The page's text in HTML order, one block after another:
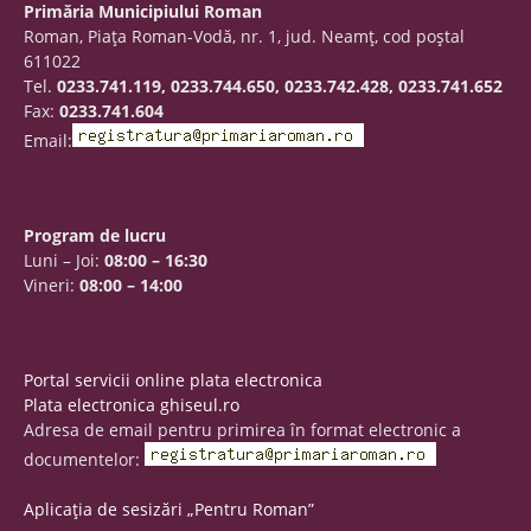
Primăria Municipiului Roman
Roman, Piaţa Roman-Vodă, nr. 1, jud. Neamţ, cod poştal
611022
Tel. 0233.741.119, 0233.744.650, 0233.742.428, 0233.741.652
Fax: 0233.741.604
Email:
Program de lucru
Luni – Joi: 08:00 – 16:30
Vineri: 08:00 – 14:00
Portal servicii online plata electronica
Plata electronica ghiseul.ro
Adresa de email pentru primirea în format electronic a
documentelor:
Aplicația de sesizări „Pentru Roman”